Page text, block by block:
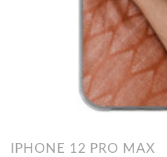
IPHONE 12 PRO MAX